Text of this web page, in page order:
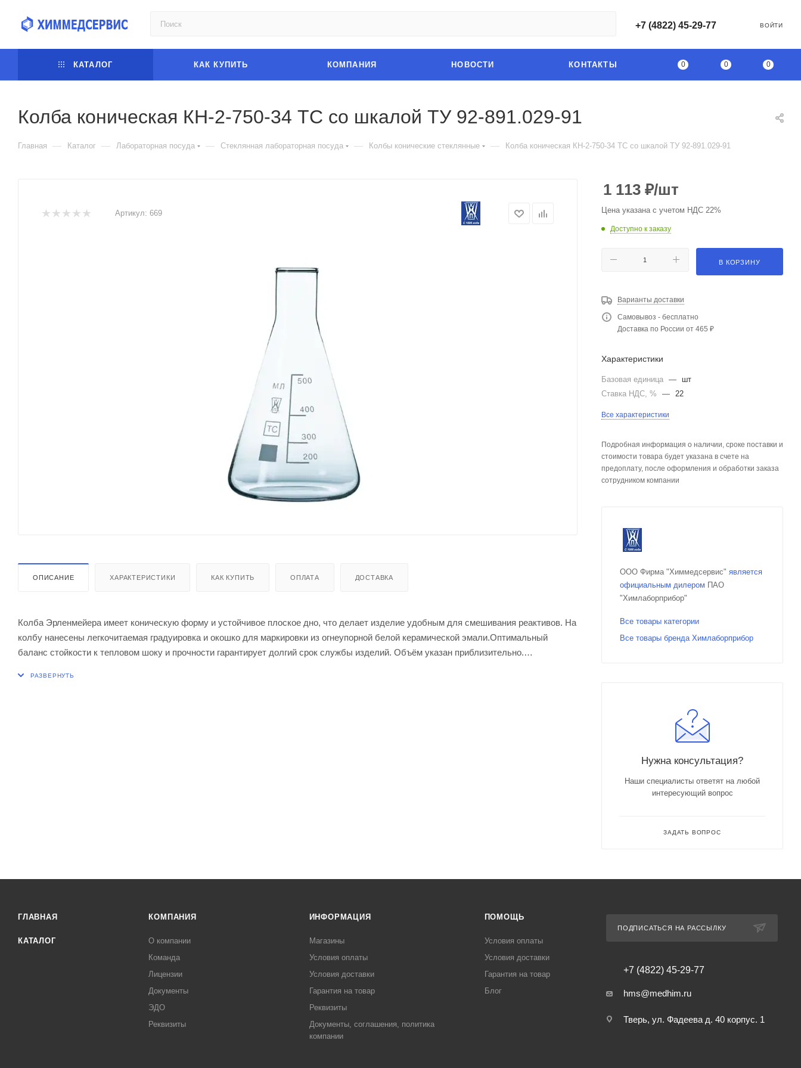
+7 (4822) 45-29-77 ВОЙТИ
0 0 0
КАТАЛОГ КАК КУПИТЬ КОМПАНИЯ НОВОСТИ КОНТАКТЫ
Колба коническая КН-2-750-34 ТС со шкалой ТУ 92-891.029-91
Главная — Каталог — Лабораторная посуда — Стеклянная лабораторная посуда — Колбы конические стеклянные — Колба коническая КН-2-750-34 ТС со шкалой ТУ 92-891.029-91
Артикул: 669
ОПИСАНИЕ ХАРАКТЕРИСТИКИ КАК КУПИТЬ ОПЛАТА ДОСТАВКА
Колба Эрленмейера имеет коническую форму и устойчивое плоское дно, что делает изделие удобным для смешивания реактивов. На
колбу нанесены легкочитаемая градуировка и окошко для маркировки из огнеупорной белой керамической эмали.Оптимальный
баланс стойкости к тепловом шоку и прочности гарантирует долгий срок службы изделий. Объём указан приблизительно.
1 113 ₽/шт
Цена указана с учетом НДС 22%
Доступно к заказу
В КОРЗИНУ
Варианты доставки
Самовывоз - бесплатно
Доставка по России от 465 ₽
Характеристики
Базовая единица —
шт
Ставка НДС, %
— 22
Все характеристики
Подробная информация о наличии, сроке поставки и
стоимости товара будет указана в счете на
предоплату, после оформления и обработки заказа
сотрудником компании
ООО Фирма "Химмедсервис" является
официальным дилером ПАО
"Химлаборприбор"
Все товары категории
Все товары бренда Химлаборприбор
Нужна консультация?
Наши специалисты ответят на любой
интересующий вопрос
ЗАДАТЬ ВОПРОС
ГЛАВНАЯ
КАТАЛОГ
КОМПАНИЯ
О компании
Команда
Лицензии
Документы
ЭДО
Реквизиты
ИНФОРМАЦИЯ
Магазины
Условия оплаты
Условия доставки
Гарантия на товар
Реквизиты
Документы, соглашения, политика
компании
ПОМОЩЬ
Условия оплаты
Условия доставки
Гарантия на товар
Блог
ПОДПИСАТЬСЯ НА РАССЫЛКУ
+7 (4822) 45-29-77
hms@medhim.ru
Тверь, ул. Фадеева д. 40 корпус. 1